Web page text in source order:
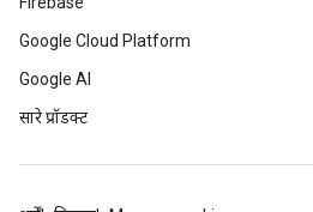
Google Cloud Platform
Google AI
सारे प्रॉडक्ट